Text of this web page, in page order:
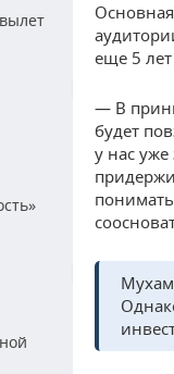
еще 5 лет
— В
будет
у нас